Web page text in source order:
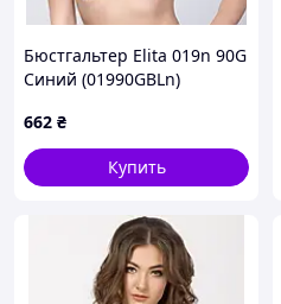
Бюстгальтер Elita 019n 90G
Синий (01990GBLn)
662 ₴
Купить